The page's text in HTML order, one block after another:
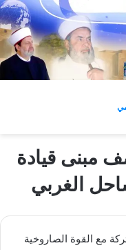
مبنى قيادة
الغربي
مع القوة الصاروخية